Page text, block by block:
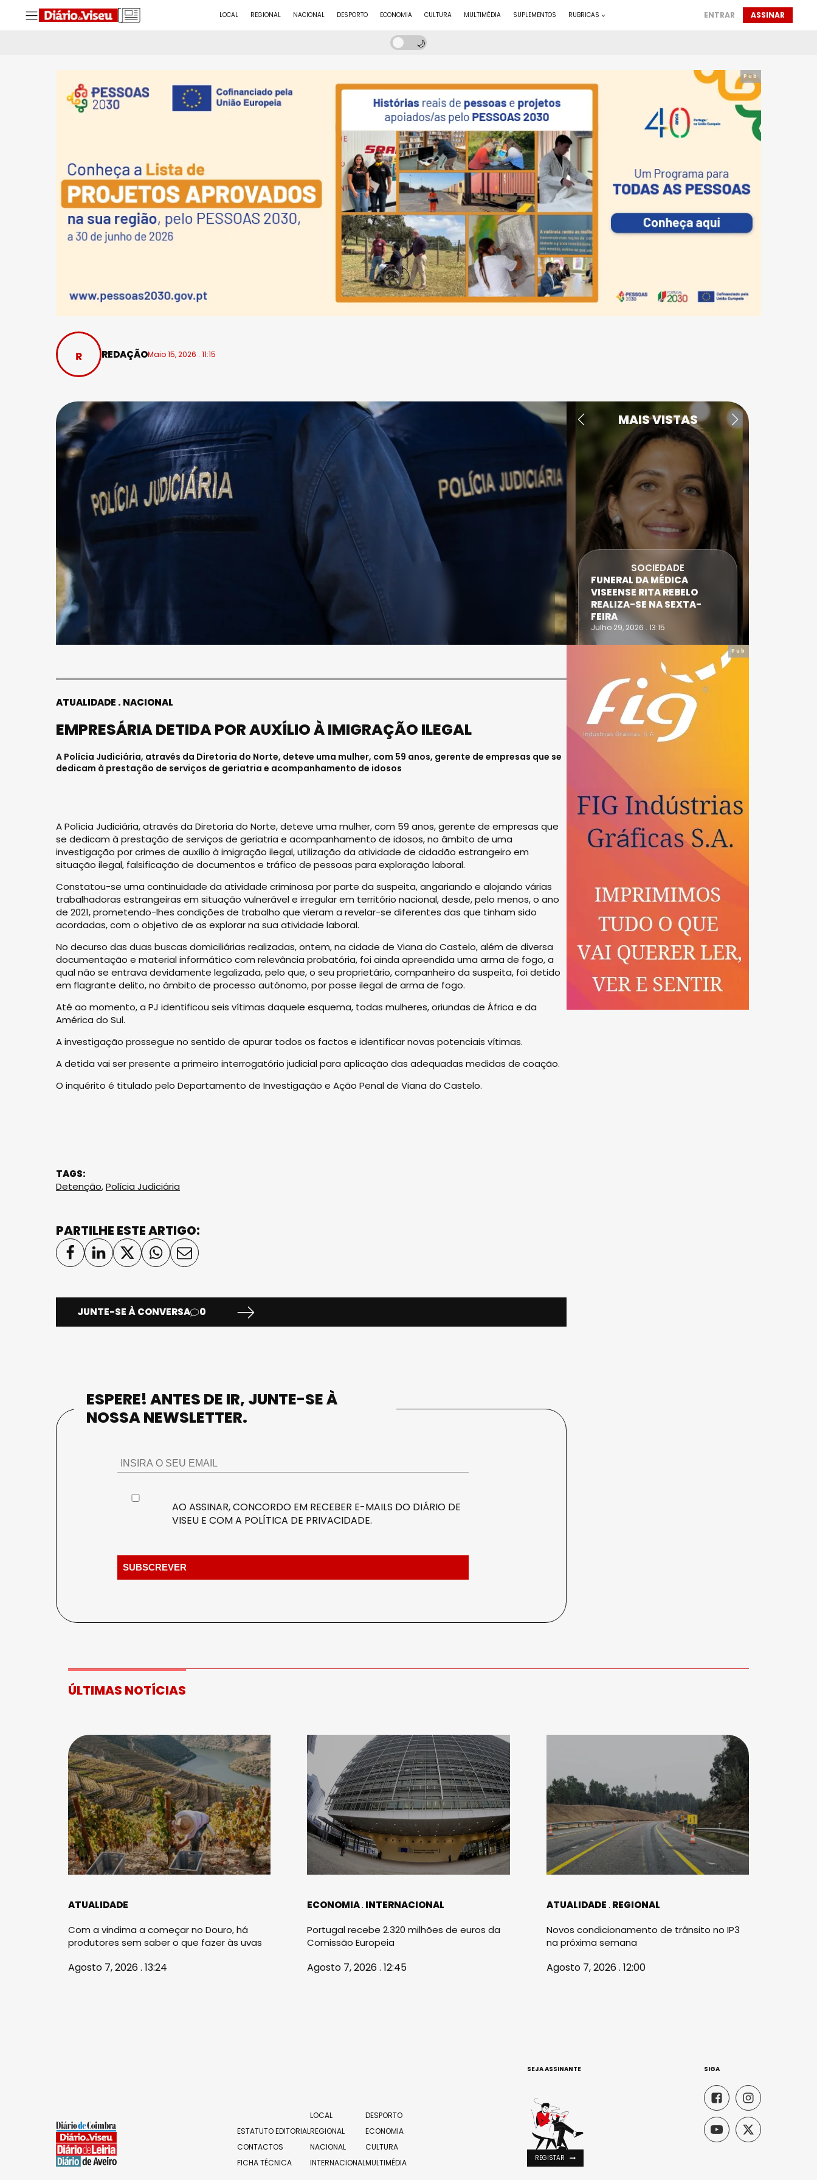
LOCAL REGIONAL NACIONAL DESPORTO ECONOMIA CULTURA MULTIMÉDIA SUPLEMENTOS RUBRICAS ENTRAR ASSINAR
Pub
REDAÇÃOMaio 15, 2026 . 11:15
ATUALIDADE NACIONAL
EMPRESÁRIA DETIDA POR AUXÍLIO À IMIGRAÇÃO ILEGAL
A Polícia Judiciária, através da Diretoria do Norte, deteve uma mulher, com 59 anos, gerente de empresas que se
dedicam à prestação de serviços de geriatria e acompanhamento de idosos
A Polícia Judiciária, através da Diretoria do Norte, deteve uma mulher, com 59 anos, gerente de empresas que
se dedicam à prestação de serviços de geriatria e acompanhamento de idosos, no âmbito de uma
investigação por crimes de auxílio à imigração ilegal, utilização da atividade de cidadão estrangeiro em
situação ilegal, falsificação de documentos e tráfico de pessoas para exploração laboral.
Constatou-se uma continuidade da atividade criminosa por parte da suspeita, angariando e alojando várias
trabalhadoras estrangeiras em situação vulnerável e irregular em território nacional, desde, pelo menos, o ano
de 2021, prometendo-lhes condições de trabalho que vieram a revelar-se diferentes das que tinham sido
acordadas, com o objetivo de as explorar na sua atividade laboral.
No decurso das duas buscas domiciliárias realizadas, ontem, na cidade de Viana do Castelo, além de diversa
documentação e material informático com relevância probatória, foi ainda apreendida uma arma de fogo, a
qual não se entrava devidamente legalizada, pelo que, o seu proprietário, companheiro da suspeita, foi detido
em flagrante delito, no âmbito de processo autónomo, por posse ilegal de arma de fogo.
Até ao momento, a PJ identificou seis vítimas daquele esquema, todas mulheres, oriundas de África e da
América do Sul.
A investigação prossegue no sentido de apurar todos os factos e identificar novas potenciais vítimas.
A detida vai ser presente a primeiro interrogatório judicial para aplicação das adequadas medidas de coação.
O inquérito é titulado pelo Departamento de Investigação e Ação Penal de Viana do Castelo.
TAGS:
Detenção,Polícia Judiciária
PARTILHE ESTE ARTIGO:
JUNTE-SE À CONVERSA 0
ESPERE! ANTES DE IR, JUNTE-SE À
NOSSA NEWSLETTER.
AO ASSINAR, CONCORDO EM RECEBER E-MAILS DO DIÁRIO DE
VISEU E COM A POLÍTICA DE PRIVACIDADE.
MAIS VISTAS
SOCIEDADE
FUNERAL DA MÉDICA
VISEENSE RITA REBELO
REALIZA-SE NA SEXTA-
FEIRA
Julho 29, 2026 . 13:15
Pub
ÚLTIMAS NOTÍCIAS
ATUALIDADE
Com a vindima a começar no Douro, há
produtores sem saber o que fazer às uvas
Agosto 7, 2026 . 13:24
ECONOMIA INTERNACIONAL
Portugal recebe 2.320 milhões de euros da
Comissão Europeia
Agosto 7, 2026 . 12:45
ATUALIDADE REGIONAL
Novos condicionamento de trânsito no IP3
na próxima semana
Agosto 7, 2026 . 12:00
ESTATUTO EDITORIAL
CONTACTOS
FICHA TÉCNICA
LOCAL
REGIONAL
NACIONAL
INTERNACIONAL
DESPORTO
ECONOMIA
CULTURA
MULTIMÉDIA
SEJA ASSINANTE
REGISTAR
SIGA